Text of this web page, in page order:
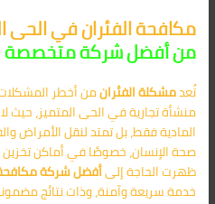
مكافحة الفئران في الحى
من أفضل شركة متخصصة
تُعدمشكلة الفئرانمن أخطر
منشأة تجارية في الحى المتميز، حيث
المادية فقط، بل تمتد لنقل الأمراض
صحة الإنسان، خصوصًا في أماكن تخزين
ظهرت الحاجة إلىأفضل شركة
خدمة سريعة وآمنة، وذات نتائج